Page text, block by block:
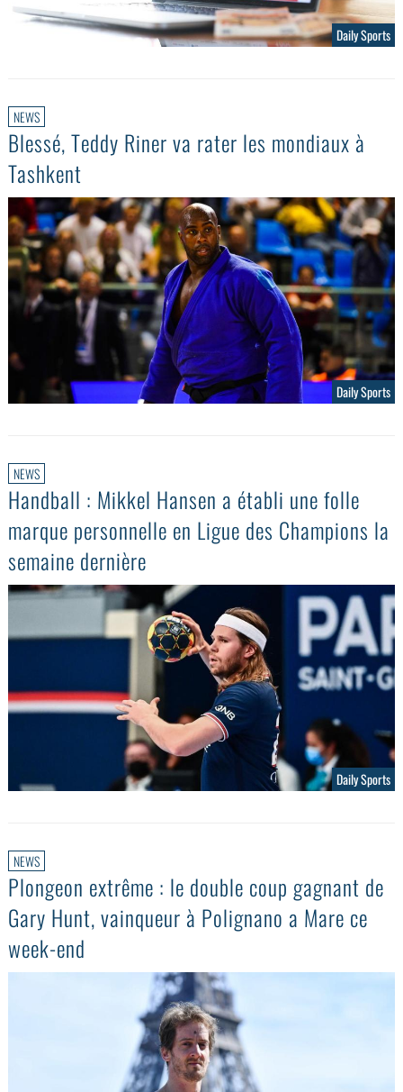
Daily Sports
NEWS
Blessé, Teddy Riner va rater les mondiaux à
Tashkent
Daily Sports
NEWS
Handball : Mikkel Hansen a établi une folle
marque personnelle en Ligue des Champions la
semaine dernière
Daily Sports
NEWS
Plongeon extrême : le double coup gagnant de
Gary Hunt, vainqueur à Polignano a Mare ce
week-end